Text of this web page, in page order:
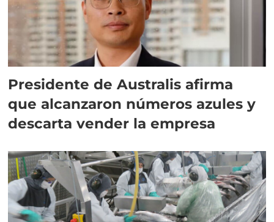
Presidente de Australis afirma
que alcanzaron números azules y
descarta vender la empresa